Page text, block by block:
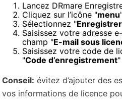
Lancez DRmare
Cliquez sur l’icône "menu
Sélectionnez "Enregistrer
Saisissez votre adresse
champ "E-mail sous
Saisissez votre code de
"Code d’enregistrement
Conseil: évitez d’ajouter des
vos informations de licence